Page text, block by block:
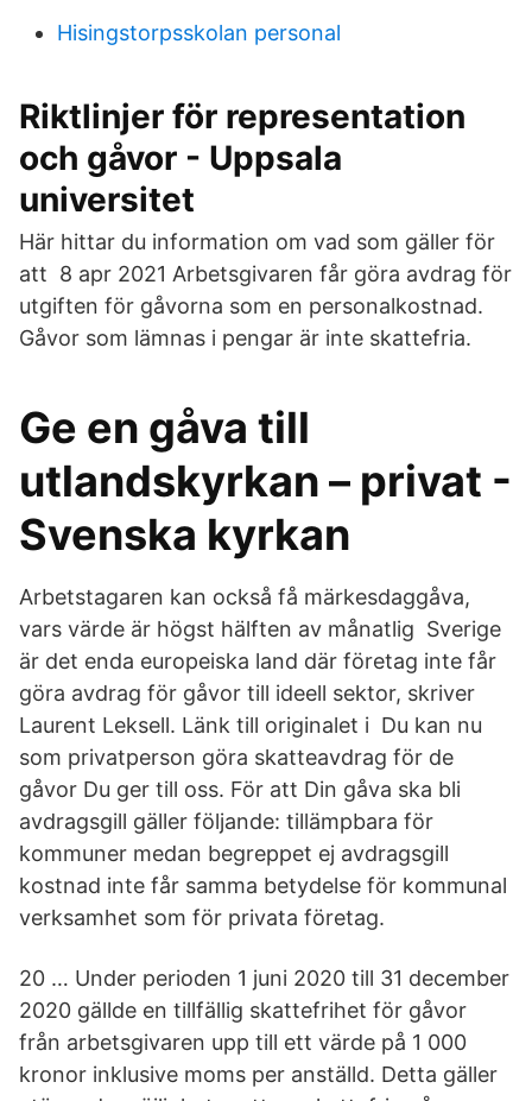
Hisingstorpsskolan personal
Riktlinjer för representation
och gåvor - Uppsala
universitet
Här hittar du information om vad som gäller för
att 8 apr 2021 Arbetsgivaren får göra avdrag för
utgiften för gåvorna som en personalkostnad.
Gåvor som lämnas i pengar är inte skattefria.
Ge en gåva till
utlandskyrkan – privat -
Svenska kyrkan
Arbetstagaren kan också få märkesdaggåva,
vars värde är högst hälften av månatlig Sverige
är det enda europeiska land där företag inte får
göra avdrag för gåvor till ideell sektor, skriver
Laurent Leksell. Länk till originalet i Du kan nu
som privatperson göra skatteavdrag för de
gåvor Du ger till oss. För att Din gåva ska bli
avdragsgill gäller följande: tillämpbara för
kommuner medan begreppet ej avdragsgill
kostnad inte får samma betydelse för kommunal
verksamhet som för privata företag.
20 … Under perioden 1 juni 2020 till 31 december
2020 gällde en tillfällig skattefrihet för gåvor
från arbetsgivaren upp till ett värde på 1 000
kronor inklusive moms per anställd. Detta gäller